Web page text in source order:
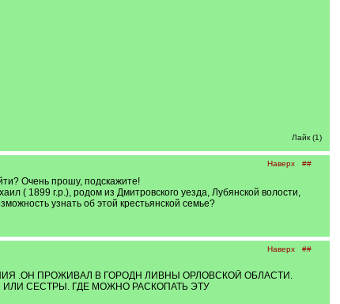
Лайк (1)
Наверх ##
Очень прошу, подскажите!
( 1899 г.р.), родом из Дмитровского уезда, Лубянской волости,
узнать об этой крестьянской семье?
Наверх ##
.ОН ПРОЖИВАЛ В ГОРОДН ЛИВНЫ ОРЛОВСКОЙ ОБЛАСТИ.
ИЛИ СЕСТРЫ. ГДЕ МОЖНО РАСКОПАТЬ ЭТУ